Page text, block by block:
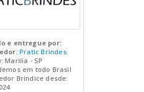
e entregue por:
Pratic Brindes
Marilia - SP
em todo Brasil
Bríndice desde: